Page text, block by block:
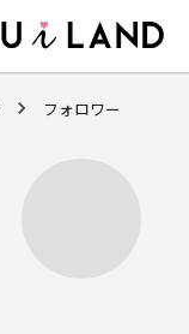
フォロワー